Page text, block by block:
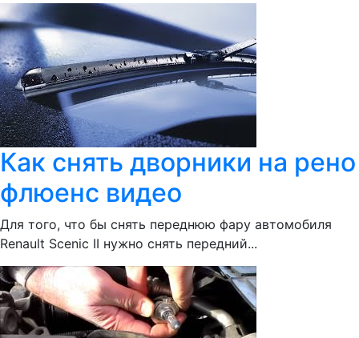
Как снять дворники на рено
флюенс видео
Для того, что бы снять переднюю фару автомобиля
Renault Scenic II нужно снять передний...